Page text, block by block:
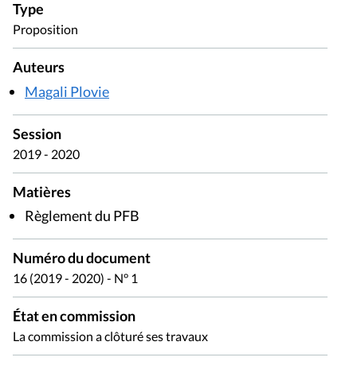
Type
Proposition
Auteurs
Magali Plovie
Session
2019 - 2020
Matières
Règlement du PFB
Numéro du document
16 (2019 - 2020) - N° 1
État en commission
La commission a clôturé ses travaux